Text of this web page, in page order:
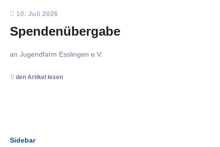
10. Juli 2026
Spendenübergabe
an Jugendfarm Esslingen e.V.
den Artikel lesen
Sidebar